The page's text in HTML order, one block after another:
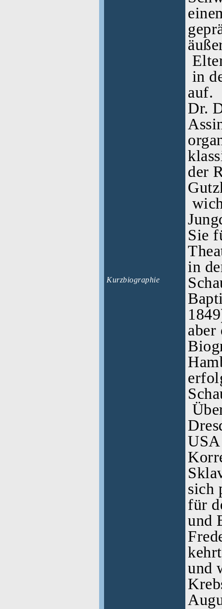
Kurzbiographie
in
auf.
Dr.
der
Sie
in
USA
sich
für
und
und